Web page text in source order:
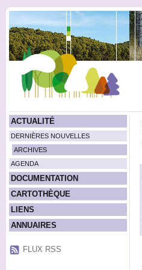
ACTUALITÉ
DERNIÈRES NOUVELLES
ARCHIVES
AGENDA
DOCUMENTATION
CARTOTHÈQUE
LIENS
ANNUAIRES
FLUX RSS